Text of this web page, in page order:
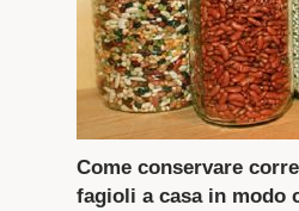
Come conservare
fagioli a casa in modo